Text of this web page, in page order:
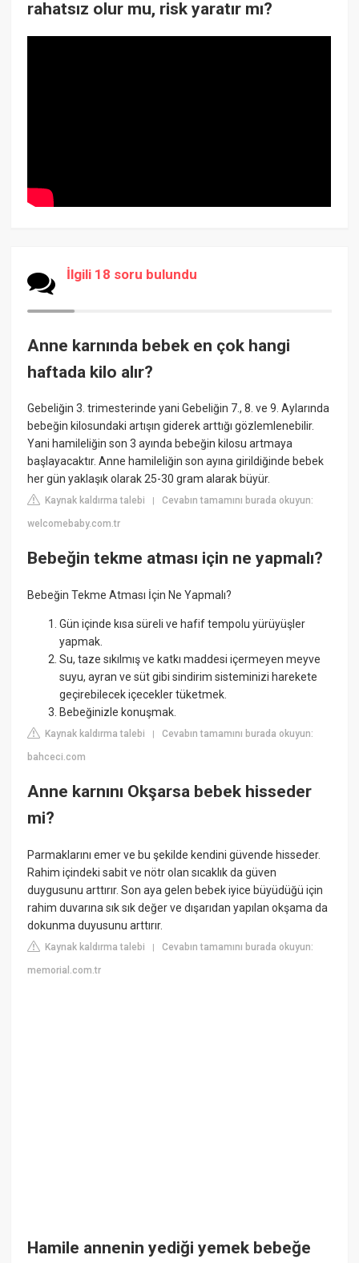
rahatsız olur mu, risk yaratır mı?
İlgili 18 soru bulundu
Anne karnında bebek en çok hangi
haftada kilo alır?
Gebeliğin 3. trimesterinde yani Gebeliğin 7., 8. ve 9. Aylarında
bebeğin kilosundaki artışın giderek arttığı gözlemlenebilir.
Yani hamileliğin son 3 ayında bebeğin kilosu artmaya
başlayacaktır. Anne hamileliğin son ayına girildiğinde bebek
her gün yaklaşık olarak 25-30 gram alarak büyür.
Kaynak kaldırma talebi |Cevabın tamamını burada okuyun:
welcomebaby.com.tr
Bebeğin tekme atması için ne yapmalı?
Bebeğin Tekme Atması İçin Ne Yapmalı?
Gün içinde kısa süreli ve hafif tempolu yürüyüşler
yapmak.
Su, taze sıkılmış ve katkı maddesi içermeyen meyve
suyu, ayran ve süt gibi sindirim sisteminizi harekete
geçirebilecek içecekler tüketmek.
Bebeğinizle konuşmak.
Kaynak kaldırma talebi |Cevabın tamamını burada okuyun:
bahceci.com
Anne karnını Okşarsa bebek hisseder
mi?
Parmaklarını emer ve bu şekilde kendini güvende hisseder.
Rahim içindeki sabit ve nötr olan sıcaklık da güven
duygusunu arttırır. Son aya gelen bebek iyice büyüdüğü için
rahim duvarına sık sık değer ve dışarıdan yapılan okşama da
dokunma duyusunu arttırır.
Kaynak kaldırma talebi |Cevabın tamamını burada okuyun:
memorial.com.tr
Hamile annenin yediği yemek bebeğe